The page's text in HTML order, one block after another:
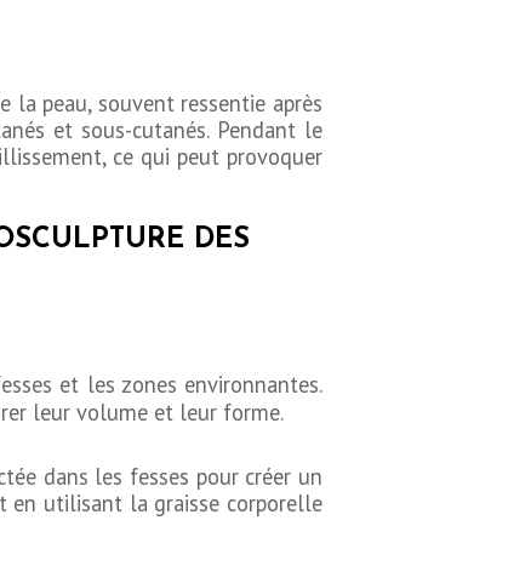
peau, souvent ressentie après
et sous-cutanés. Pendant le
ce qui peut provoquer
DES
et les zones environnantes.
leur volume et leur forme.
dans les fesses pour créer un
en utilisant la graisse corporelle